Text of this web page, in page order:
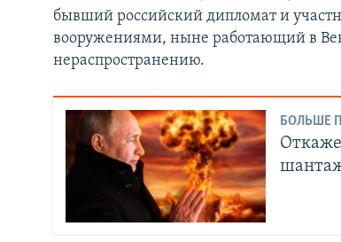
бывший российский дипломат и
вооружениями, ныне работающий в
нераспространению.
БОЛЬШЕ